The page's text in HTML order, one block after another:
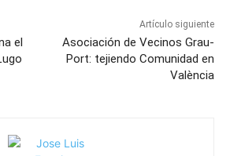
el
Artículo siguiente
Asociación de Vecinos Grau-
Port: tejiendo Comunidad en
València